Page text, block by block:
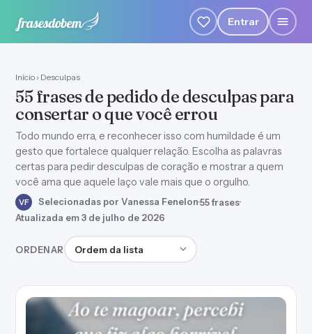
Entrar
Início › Desculpas
55 frases de pedido de desculpas para
consertar o que você errou
Todo mundo erra, e reconhecer isso com humildade é um
gesto que fortalece qualquer relação. Escolha as palavras
certas para pedir desculpas de coração e mostrar a quem
você ama que aquele laço vale mais que o orgulho.
VF Selecionadas por Vanessa Fenelon·55 frases·
Atualizada em 3 de julho de 2026
ORDENAR Ordenar frases